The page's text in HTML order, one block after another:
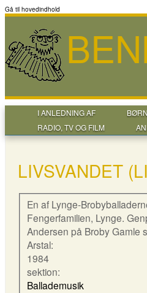
Gå til hovedindhold
I ANLEDNING AF
RADIO, TV OG FILM
LIVSVANDET
En af Lynge-
Fengerfamilien, Lynge.
Andersen på Broby Gamle
Arstal:
1984
sektion:
Ballademusik